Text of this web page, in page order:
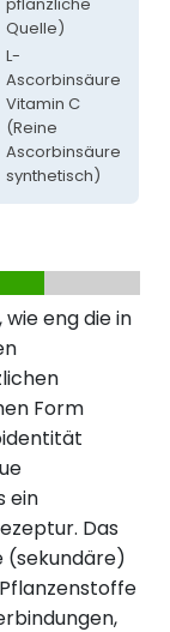
Quelle)
L-
Ascorbinsäure
Vitamin C
(Reine
Ascorbinsäure
synthetisch)
eng die in
Form
ein
Das
(sekundäre)